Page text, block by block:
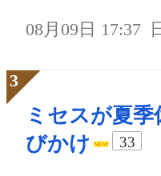
08月09日 17:37
ミセスが夏
びかけ
33